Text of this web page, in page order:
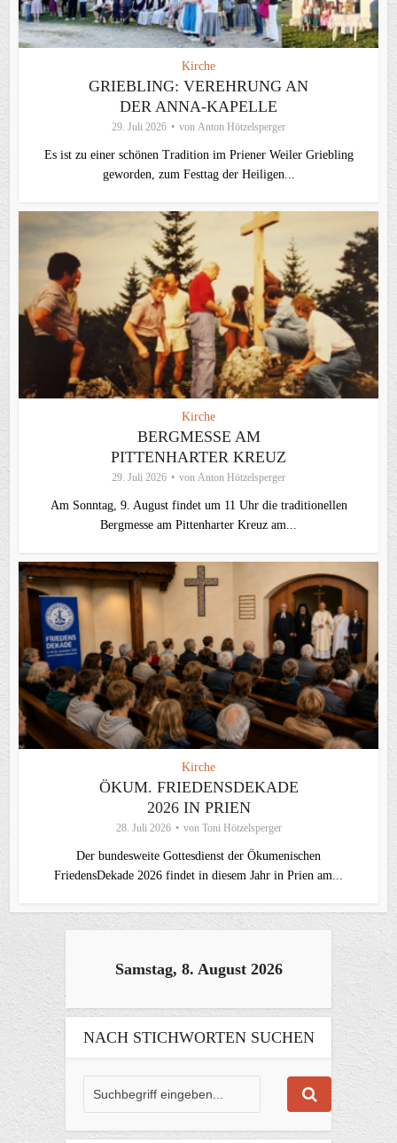
Kirche
GRIEBLING: VEREHRUNG AN
DER ANNA-KAPELLE
29. Juli 2026 von Anton Hötzelsperger
Es ist zu einer schönen Tradition im Priener Weiler Griebling
geworden, zum Festtag der Heiligen...
Kirche
BERGMESSE AM
PITTENHARTER KREUZ
29. Juli 2026 von Anton Hötzelsperger
Am Sonntag, 9. August findet um 11 Uhr die traditionellen
Bergmesse am Pittenharter Kreuz am...
Kirche
ÖKUM. FRIEDENSDEKADE
2026 IN PRIEN
28. Juli 2026 von Toni Hötzelsperger
Der bundesweite Gottesdienst der Ökumenischen
FriedensDekade 2026 findet in diesem Jahr in Prien am...
Samstag, 8. August 2026
NACH STICHWORTEN SUCHEN